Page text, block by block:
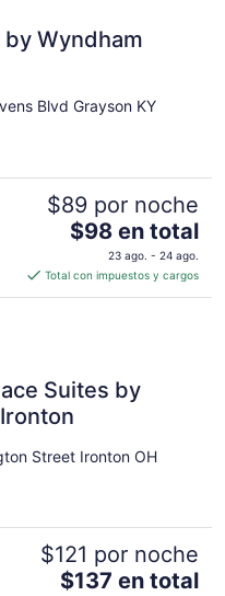
por
noche
by Wyndham
Blvd Grayson KY
$89 por noche
El
precio
es
de
por
noche
$98 en total
23 ago. - 24 ago.
Total con impuestos y cargos
Suites by
Street Ironton OH
$121 por noche
El
$137 en total